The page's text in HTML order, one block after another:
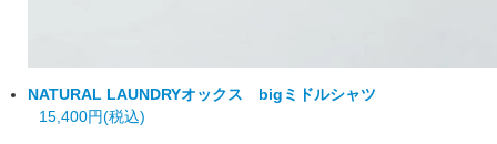
NATURAL LAUNDRYオックス bigミドルシャツ
15,400円(税込)